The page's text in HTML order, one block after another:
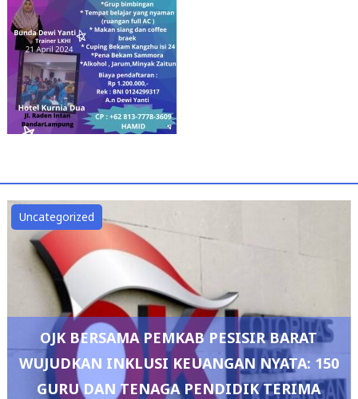
Uncategorized
OJK BERSAMA PEMKAB PESISIR BARAT
WUJUDKAN INKLUSI KEUANGAN NYATA: 150
GURU DAN TENAGA PENDIDIK TERIMA